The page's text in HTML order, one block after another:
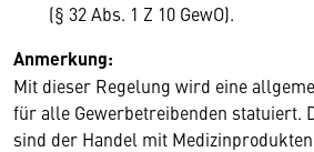
(§ 32 Abs. 1 Z 10 GewO).
Anmerkung:
Mit dieser Regelung wird eine
für alle Gewerbetreibenden statuiert.
sind der Handel mit